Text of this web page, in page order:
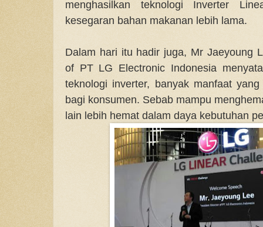
menghasilkan teknologi Inverter
kesegaran bahan makanan lebih lama.
Dalam hari itu hadir juga, Mr Jaeyoung
of PT LG Electronic Indonesia
teknologi inverter, banyak manfaat
bagi konsumen. Sebab mampu
lain lebih hemat dalam daya kebutuhan